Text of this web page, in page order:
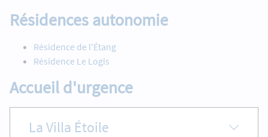
Résidences autonomie
Résidence de l'Étang
Résidence Le Logis
Accueil d'urgence
La Villa Étoile